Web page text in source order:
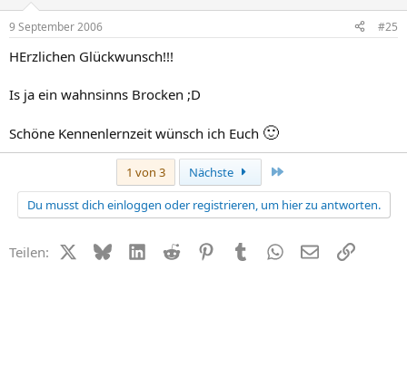
9 September 2006 #25
HErzlichen Glückwunsch!!!
Is ja ein wahnsinns Brocken ;D
Schöne Kennenlernzeit wünsch ich Euch 🙂
1 von 3 Nächste
Du musst dich einloggen oder registrieren, um hier zu antworten.
Teilen: X (Twitter)
BlueskyLinkedIn
Reddit PinterestTumblr WhatsApp
E-MailLink